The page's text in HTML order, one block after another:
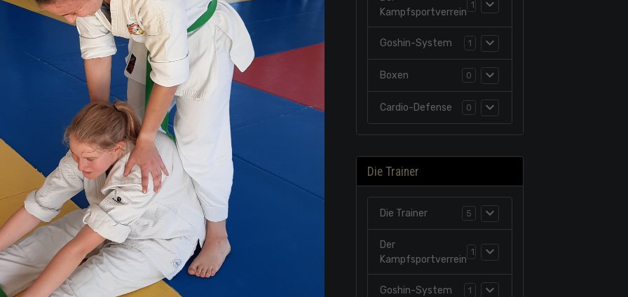
Kampfsportverrein
Goshin-System 1
Boxen 0
Cardio-Defense 0
Die Trainer
Die Trainer 5
Der
Kampfsportverrein
Goshin-System 1